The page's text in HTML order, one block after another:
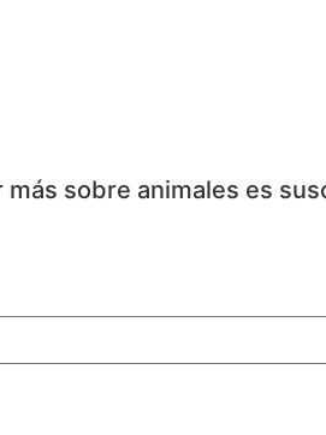
sobre animales es